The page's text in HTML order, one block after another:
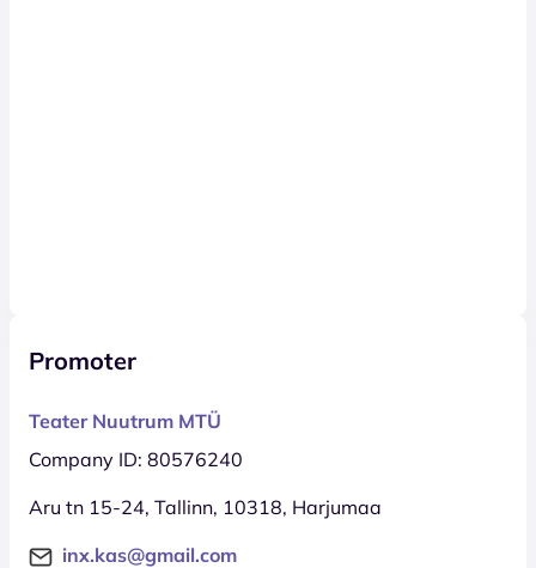
Promoter
Teater Nuutrum MTÜ
Company ID: 80576240
Aru tn 15-24, Tallinn, 10318, Harjumaa
inx.kas@gmail.com